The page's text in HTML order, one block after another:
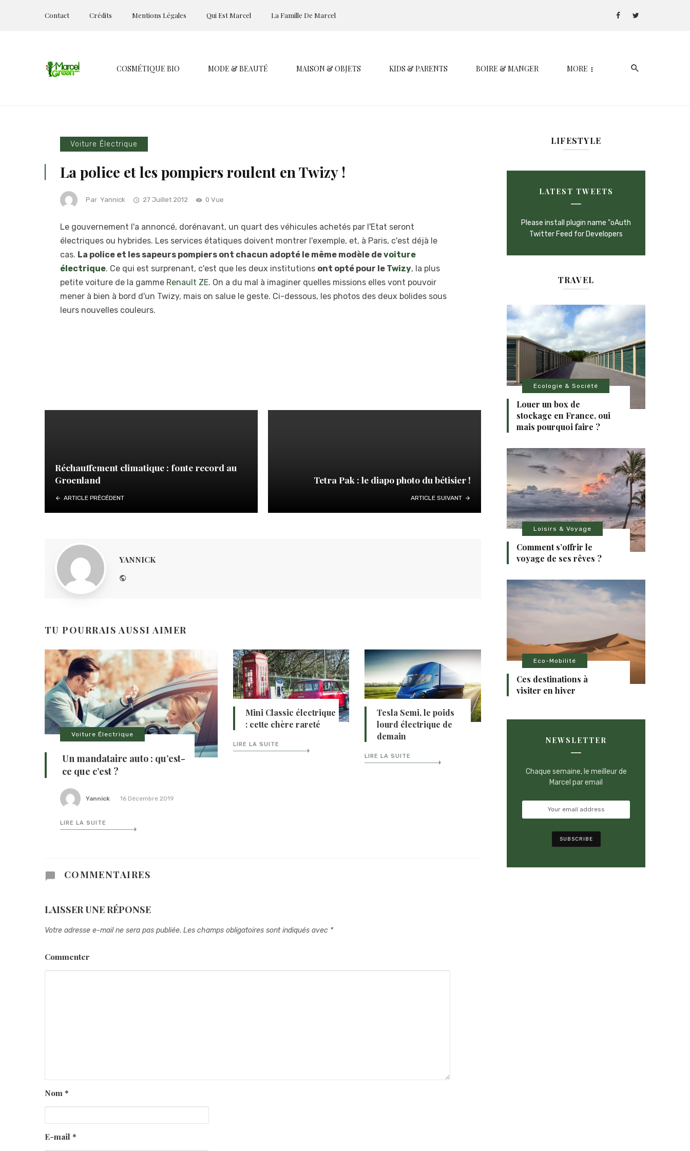
Contact Crédits Mentions Légales Qui Est Marcel La Famille De Marcel
COSMÉTIQUE BIO MODE & BEAUTÉ MAISON & OBJETS KIDS & PARENTS BOIRE & MANGER MORE
Voiture Électrique
La police et les pompiers roulent en Twizy !
Par Yannick 27 Juillet 2012 0 Vue
Le gouvernement l'a annoncé, dorénavant, un quart des véhicules achetés par l'Etat seront
électriques ou hybrides. Les services étatiques doivent montrer l'exemple, et, à Paris, c'est déjà le
cas. La police et les sapeurs pompiers ont chacun adopté le même modèle devoiture
électrique. Ce qui est surprenant, c'est que les deux institutions ont opté pour le Twizy, la plus
petite voiture de la gamme Renault ZE. On a du mal à imaginer quelles missions elles vont pouvoir
mener à bien à bord d'un Twizy, mais on salue le geste. Ci-dessous, les photos des deux bolides sous
leurs nouvelles couleurs.
Réchauffement climatique : fonte record au
Groenland
ARTICLE PRÉCÉDENT
Tetra Pak : le diapo photo du bétisier !
ARTICLE SUIVANT
YANNICK
TU POURRAIS AUSSI AIMER
Voiture Électrique
Un mandataire auto : qu’est-
ce que c’est ?
Yannick 16 Décembre 2019
LIRE LA SUITE
Mini Classic électrique
: cette chère rareté
LIRE LA SUITE
Tesla Semi, le poids
lourd électrique de
demain
LIRE LA SUITE
COMMENTAIRES
LAISSER UNE RÉPONSE
Votre adresse e-mail ne sera pas publiée. Les champs obligatoires sont indiqués avec *
Commenter
Nom *
E-mail *
LIFESTYLE
LATEST TWEETS
Please install plugin name "oAuth
Twitter Feed for Developers
TRAVEL
Ecologie & Société
Louer un box de
stockage en France, oui
mais pourquoi faire ?
Loisirs & Voyage
Comment s’offrir le
voyage de ses rêves ?
Eco-Mobilité
Ces destinations à
visiter en hiver
NEWSLETTER
Chaque semaine, le meilleur de
Marcel par email